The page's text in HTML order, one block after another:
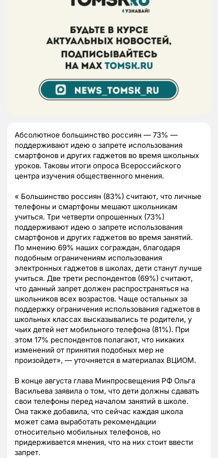
Абсолютное большинство россиян — 73% —
поддерживают идею о запрете использования
смартфонов и других гаджетов во время школьных
уроков. Таковы итоги опроса Всероссийского
центра изучения общественного мнения.
« Большинство россиян (83%) считают, что личные
телефоны и смартфоны мешают школьникам
учиться. Три четверти опрошенных (73%)
поддерживают идею о запрете использования
смартфонов и других гаджетов во время занятий.
По мнению 69% наших сограждан, благодаря
подобным ограничениям использования
электронных гаджетов в школах, дети станут лучше
учиться. Две трети респондентов (69%) считают,
что данный запрет должен распространяться на
школьников всех возрастов. Чаще остальных за
поддержку ограничения использования гаджетов в
школьных классах высказывались те родители, у
чьих детей нет мобильного телефона (81%). При
этом 17% респондентов полагают, что никаких
изменений от принятия подобных мер не
произойдет», — уточняется в материалах ВЦИОМ.
В конце августа глава Минпросвещения РФ Ольга
Васильева заявила о том, что дети должны сдавать
свои телефоны перед началом занятий в школе.
Она также добавила, что сейчас каждая школа
может сама выработать рекомендации
относительно мобильных телефонов, но
придерживается мнения, что на них стоит ввести
запрет.